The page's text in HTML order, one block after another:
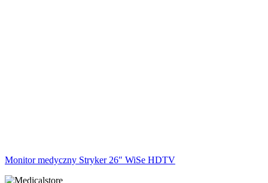
Monitor medyczny Stryker 26″ WiSe HDTV